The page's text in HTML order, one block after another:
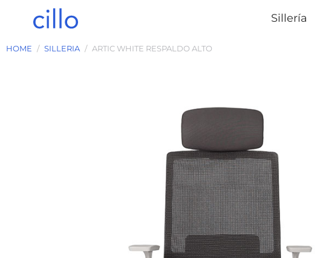
Sillería
HOME SILLERIA ARTIC WHITE RESPALDO ALTO